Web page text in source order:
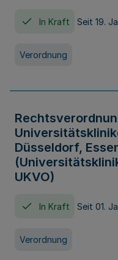
In Kraft Seit 19.
Verordnung
Düsseldorf,
UKVO)
In Kraft Seit 01.
Verordnung